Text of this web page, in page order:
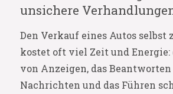
unsichere
Den Verkauf eines Autos selbst
kostet oft viel Zeit und Energie:
von Anzeigen, das
Nachrichten und das Führen